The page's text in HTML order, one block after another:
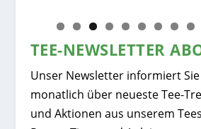
TEE-NEWSLETTER
Unser Newsletter informiert
monatlich über neueste Tee-
und Aktionen aus unserem